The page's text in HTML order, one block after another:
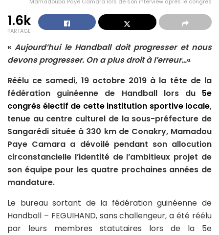
Mamadouba Paye Camara lors de son interview après le congrès
1.6k
PARTAGE
«Aujourd’hui le Handball doit progresser et nous
devons progresser. On a plus droit à l’erreur…«
Réélu ce samedi, 19 octobre 2019 à la tête de la
fédération guinéenne de Handball lors du 5e
congrès électif de cette institution sportive locale,
tenue au centre culturel de la sous-préfecture de
Sangarédi située à 330 km de Conakry, Mamadou
Paye Camara a dévoilé pendant son allocution
circonstancielle l’identité de l’ambitieux projet de
son équipe pour les quatre prochaines années de
mandature.
Le bureau sortant de la fédération guinéenne de
Handball – FEGUIHAND, sans challengeur, a été réélu
par leurs membres statutaires lors de la 5e